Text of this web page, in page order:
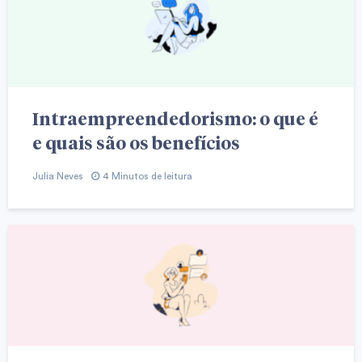
Intraempreendedorismo: o que é
e quais são os benefícios
Julia Neves 4 Minutos de leitura